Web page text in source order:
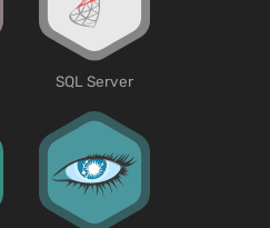
SQL Server